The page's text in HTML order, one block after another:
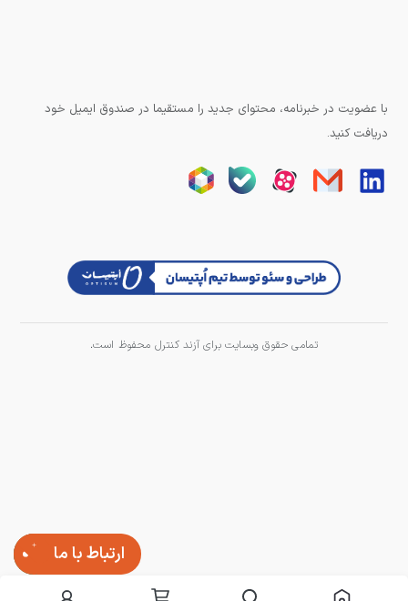
ارتباط با ما
با عضویت در خبرنامه، محتوای جدید را مستقیما در صندوق ایمیل خود
دریافت کنید.
تمامی حقوق وبسایت برای آزند کنترل محفوظ است.